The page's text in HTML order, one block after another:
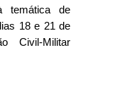
temática de
18 e 21 de
Civil-Militar